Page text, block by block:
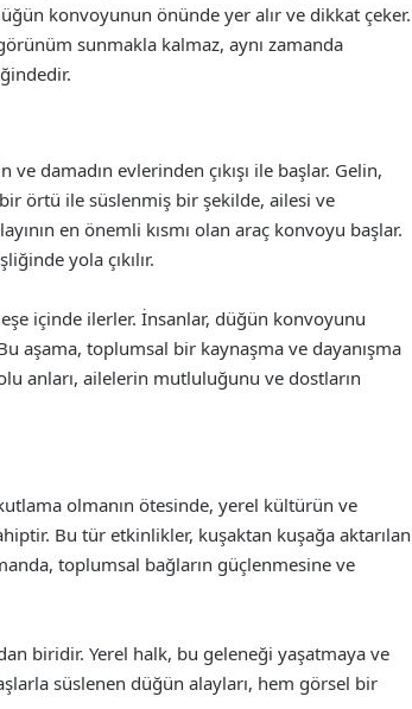
konvoyunun önünde yer alır ve dikkat çeker.
sunmakla kalmaz, aynı zamanda
damadın evlerinden çıkışı ile başlar. Gelin,
örtü ile süslenmiş bir şekilde, ailesi ve
en önemli kısmı olan araç konvoyu başlar.
yola çıkılır.
içinde ilerler. İnsanlar, düğün konvoyunu
aşama, toplumsal bir kaynaşma ve dayanışma
anları, ailelerin mutluluğunu ve dostların
olmanın ötesinde, yerel kültürün ve
Bu tür etkinlikler, kuşaktan kuşağa aktarılan
toplumsal bağların güçlenmesine ve
biridir. Yerel halk, bu geleneği yaşatmaya ve
süslenen düğün alayları, hem görsel bir